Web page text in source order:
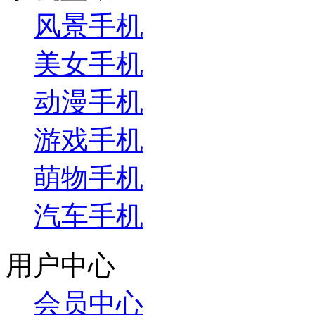
风景手机
美女手机
动漫手机
游戏手机
萌物手机
汽车手机
用户中心
会员中心